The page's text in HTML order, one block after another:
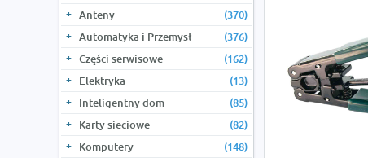
Anteny
(370)
Automatyka i Przemysł
(376)
Części serwisowe
(162)
Elektryka
(13)
Inteligentny dom
(85)
Karty sieciowe
(82)
Komputery
(148)